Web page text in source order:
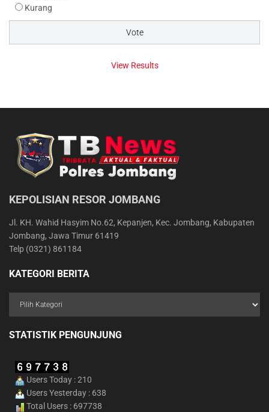
Kurang
View Results
KEPOLISIAN RESOR JOMBANG
Jl. KH. Wahid Hasyim No.62, Kepanjen, Kec. Jombang, Kabupaten
Jombang, Jawa Timur 61419
Telp (0321) 861184
KATEGORI BERITA
STATISTIK PENGUNJUNG
Users Today : 210
Users Yesterday : 638
Total Users : 697738